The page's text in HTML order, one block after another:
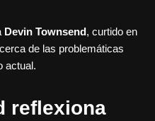
Devin Townsend, curtido en
de las problemáticas
actual.
reflexiona